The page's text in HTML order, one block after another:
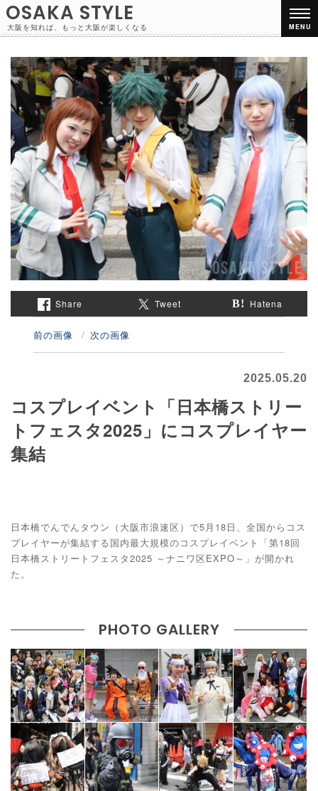
OSAKA STYLE
大阪を知れば、もっと大阪が楽しくなる MENU
Share Tweet Hatena
前の画像 次の画像
2025.05.20
コスプレイベント「日本橋ストリー
トフェスタ2025」にコスプレイヤー
集結
日本橋でんでんタウン（大阪市浪速区）で5月18日、全国からコス
プレイヤーが集結する国内最大規模のコスプレイベント「第18回
日本橋ストリートフェスタ2025 ～ナニワ区EXPO～」が開かれ
た。
PHOTO GALLERY